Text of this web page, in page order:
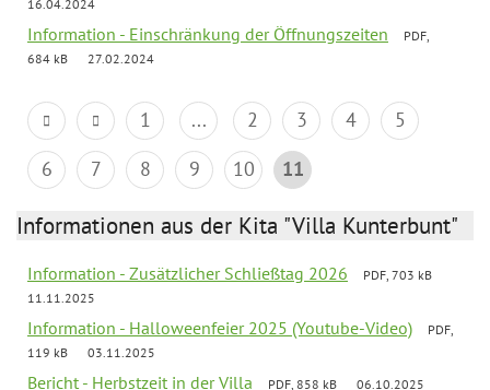
16.04.2024
Information - Einschränkung der Öffnungszeiten
PDF,
684 kB
27.02.2024
1 ... 2 3 4
5
6
7 8 9 10 11
Informationen aus der Kita "Villa Kunterbunt"
Information - Zusätzlicher Schließtag 2026
PDF, 703 kB
11.11.2025
Information - Halloweenfeier 2025 (Youtube-Video)
PDF,
119 kB
03.11.2025
Bericht - Herbstzeit in der Villa PDF, 858 kB 06.10.2025